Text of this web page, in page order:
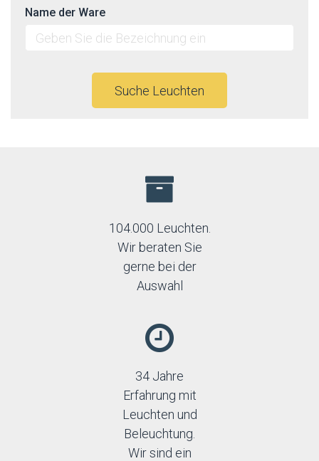
Name der Ware
Suche Leuchten
104.000 Leuchten.
Wir beraten Sie
gerne bei der
Auswahl
34 Jahre
Erfahrung mit
Leuchten und
Beleuchtung.
Wir sind ein